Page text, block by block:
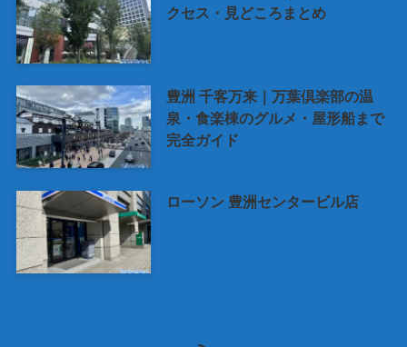
クセス・見どころまとめ
豊洲 千客万来｜万葉倶楽部の温
泉・食楽棟のグルメ・屋形船まで
完全ガイド
ローソン 豊洲センタービル店